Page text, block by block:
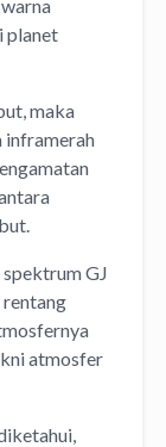
planet
maka
inframerah
GJ
atmosfer